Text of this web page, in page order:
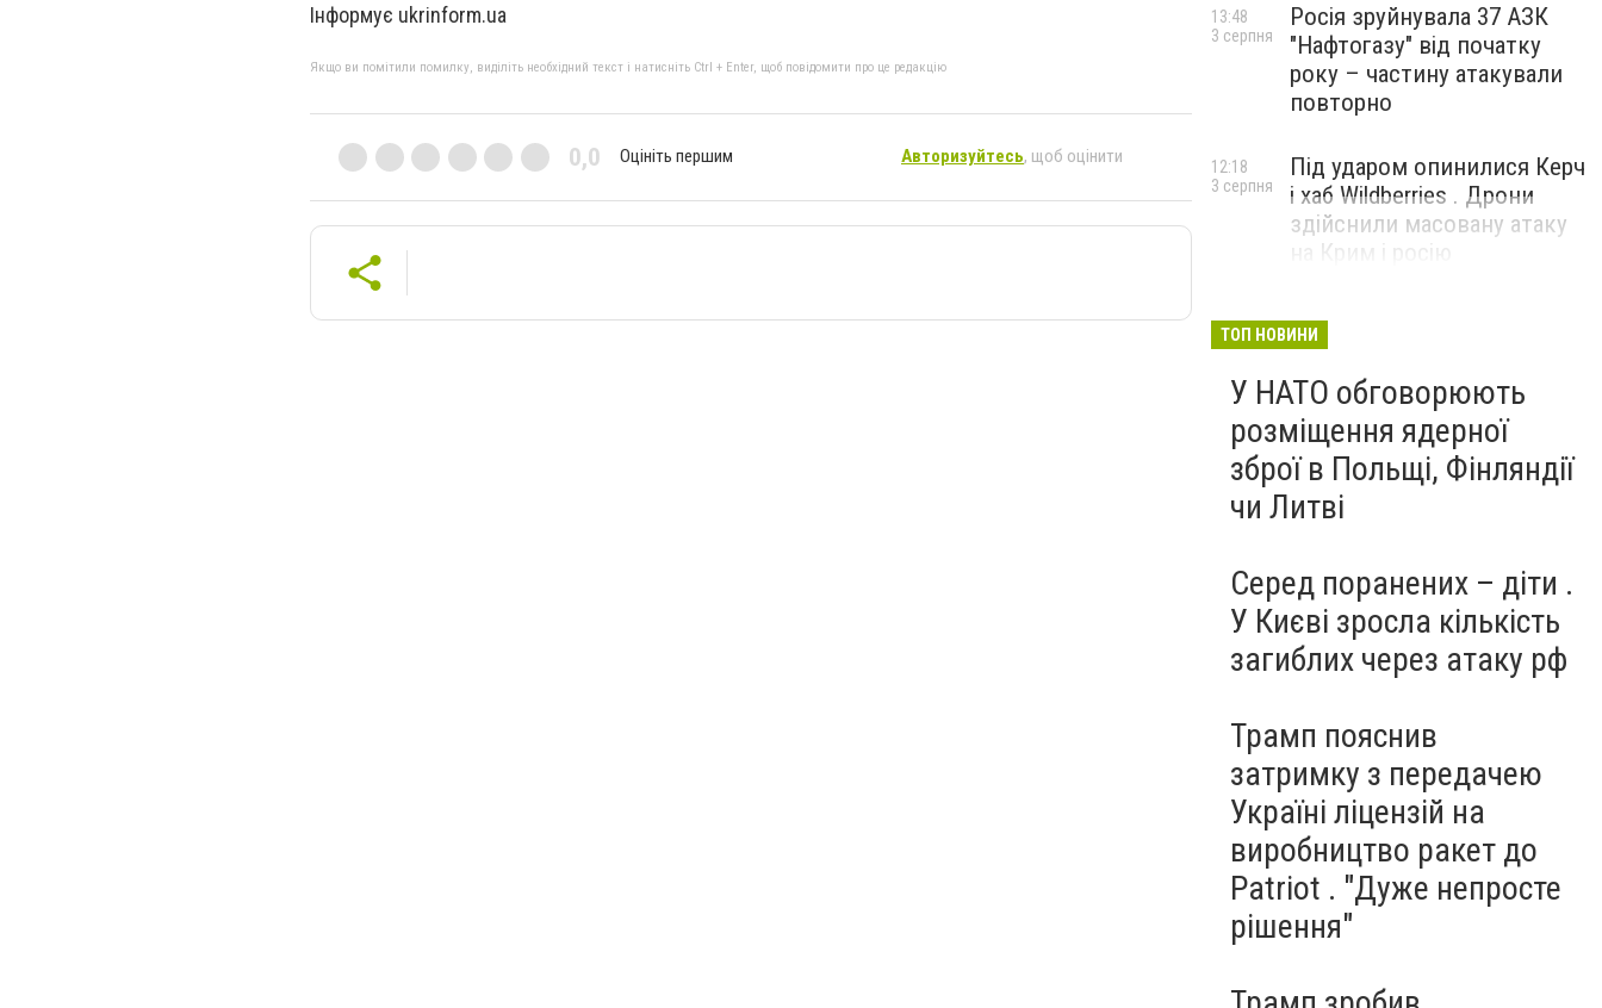
Інформує ukrinform.ua
Якщо ви помітили помилку, виділіть необхідний текст і натисніть Ctrl + Enter, щоб повідомити про це редакцію
0,0 Оцініть першим Авторизуйтесь, щоб оцінити
Росія зруйнувала 37 АЗК
"Нафтогазу" від початку
року – частину атакували
повторно
13:48
3 серпня
Під ударом опинилися Керч
і хаб Wildberries . Дрони
здійснили масовану атаку
на Крим і росію
12:18
3 серпня
ТОП НОВИНИ
У НАТО обговорюють
розміщення ядерної
зброї в Польщі, Фінляндії
чи Литві
Серед поранених – діти .
У Києві зросла кількість
загиблих через атаку рф
Трамп пояснив
затримку з передачею
Україні ліцензій на
виробництво ракет до
Patriot . "Дуже непросте
рішення"